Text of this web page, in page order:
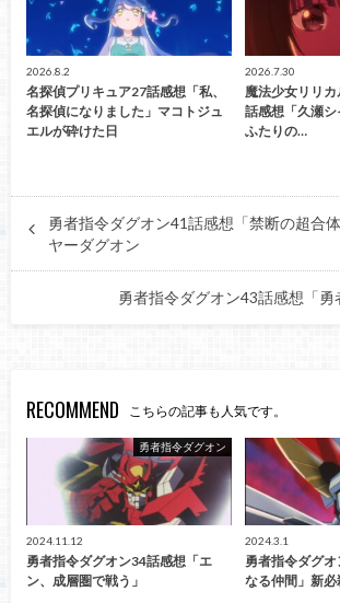
2026.8.2
名探偵プリキュア27話感想「私、
名探偵になりました」マコトジュ
エルが砕けた日
2026.7.30
魔法少女リリ
話感想「久瀬シ
ふたりの…
勇者指令ダグオン41話感想「禁断の超合
ヤーダグオン
勇者指令ダグオン43話感想「勇
RECOMMEND こちらの記事も人気です。
勇者指令ダグオン
2024.11.12
勇者指令ダグオン34話感想「エ
ン、成層圏で戦う」
2024.3.1
勇者指令ダグ
なる仲間」新